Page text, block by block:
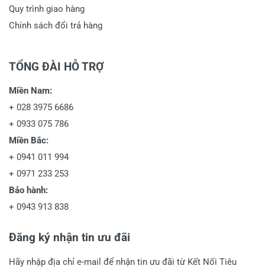
Quy trình giao hàng
Chính sách đổi trả hàng
TỔNG ĐÀI HỖ TRỢ
Miền Nam:
+ 028 3975 6686
+ 0933 075 786
Miền Bắc:
+ 0941 011 994
+ 0971 233 253
Bảo hành:
+ 0943 913 838
Đăng ký nhận tin ưu đãi
Hãy nhập địa chỉ e-mail để nhận tin ưu đãi từ Kết Nối Tiêu